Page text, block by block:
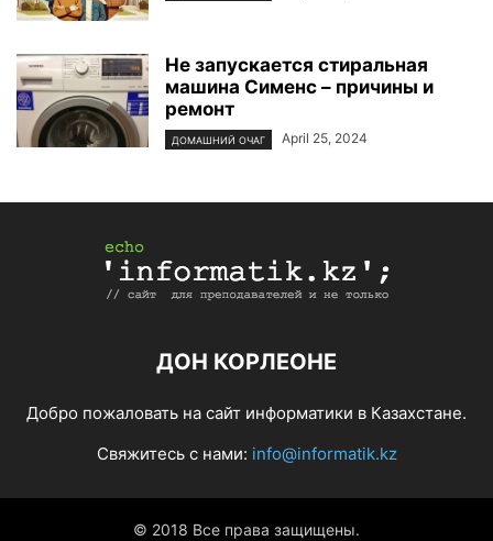
Не запускается стиральная
машина Сименс – причины и
ремонт
ДОМАШНИЙ ОЧАГ April 25, 2024
ДОН КОРЛЕОНЕ
Добро пожаловать на сайт информатики в Казахстане.
Свяжитесь с нами: info@informatik.kz
© 2018 Все права защищены.